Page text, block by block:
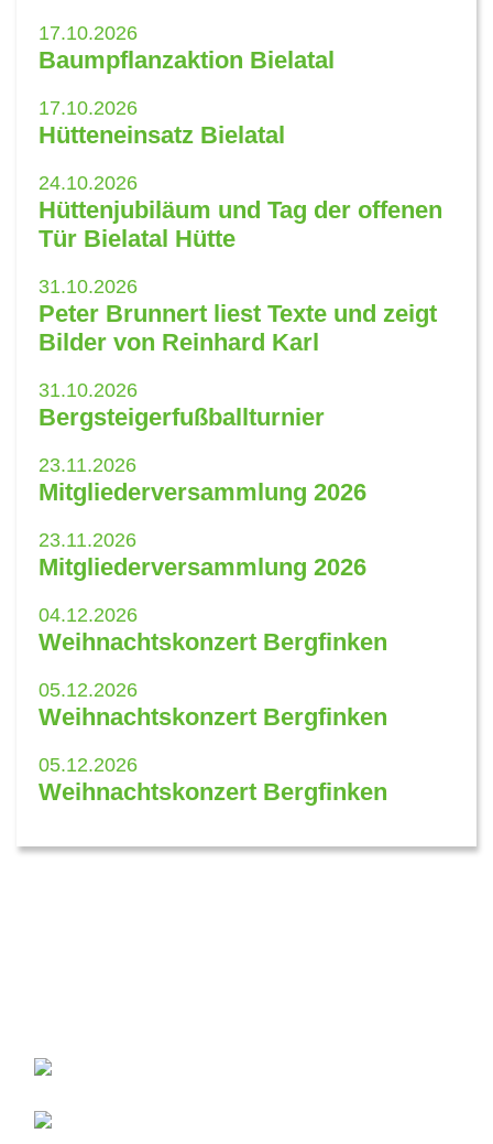
17.10.2026
Baumpflanzaktion Bielatal
17.10.2026
Hütteneinsatz Bielatal
24.10.2026
Hüttenjubiläum und Tag der offenen
Tür Bielatal Hütte
31.10.2026
Peter Brunnert liest Texte und zeigt
Bilder von Reinhard Karl
31.10.2026
Bergsteigerfußballturnier
23.11.2026
Mitgliederversammlung 2026
23.11.2026
Mitgliederversammlung 2026
04.12.2026
Weihnachtskonzert Bergfinken
05.12.2026
Weihnachtskonzert Bergfinken
05.12.2026
Weihnachtskonzert Bergfinken